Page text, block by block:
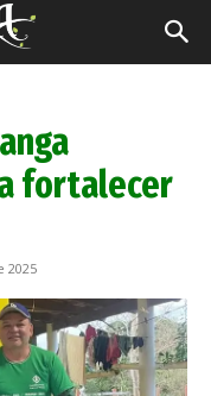
fortalecer
2025